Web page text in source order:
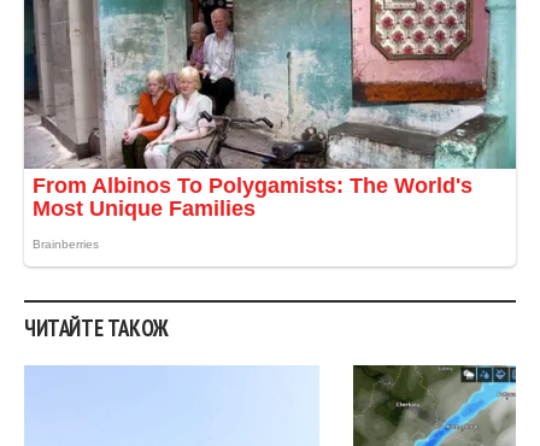
ЧИТАЙТЕ ТАКОЖ